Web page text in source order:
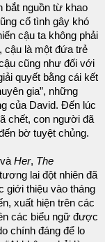
bắt nguồn từ khao
cố tình gây khó
cậu ta không phải
cậu là một đứa trẻ
cũng như đối với
quyết bằng cái kết
gia”, những
của David. Đến lúc
chết, con người đã
bờ tuyệt chủng.
và Her, The
lai đột nhiên đã
giới thiệu vào tháng
xuất hiện trên các
các biểu ngữ được
chính đáng để lo